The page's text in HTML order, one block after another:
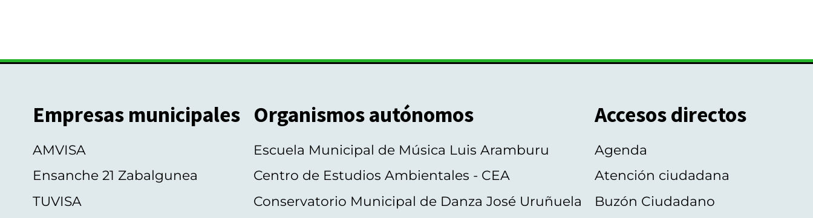
Empresas municipales
AMVISA
Ensanche 21 Zabalgunea
TUVISA
Organismos autónomos
Escuela Municipal de Música Luis Aramburu
Centro de Estudios Ambientales - CEA
Conservatorio Municipal de Danza José Uruñuela
Accesos directos
Agenda
Atención ciudadana
Buzón Ciudadano